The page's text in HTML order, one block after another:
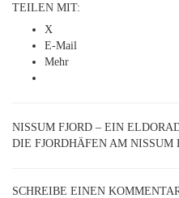
TEILEN MIT:
X
E-Mail
Mehr
NISSUM FJORD – EIN
DIE FJORDHÄFEN AM NISSUM
SCHREIBE EINEN